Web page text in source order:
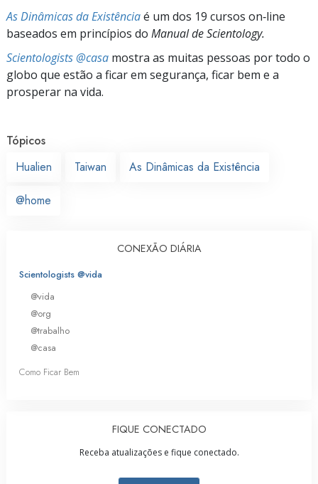
As Dinâmicas da Existênciaé um dos 19 cursos on‑line
baseados em princípios do Manual de Scientology.
Scientologists @casa mostra as muitas pessoas por todo o
globo que estão a ficar em segurança, ficar bem e a
prosperar na vida.
Tópicos
Hualien
Taiwan As Dinâmicas da Existência
@home
CONEXÃO DIÁRIA
Scientologists @vida
@vida
@org
@trabalho
@casa
Como Ficar Bem
FIQUE CONECTADO
Receba atualizações e fique conectado.